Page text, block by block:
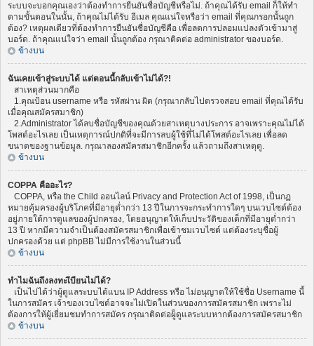
ระบบจะบอกคุณเองว่าต้องทำการยืนยันชื่อบัญชีหรือไม่. ถ้าคุณได้รับ email ก็ให้ทำ
ตามขั้นตอนในนั้น, ถ้าคุณไม่ได้รับ อีเมล คุณแน่ใจหรือว่า email ที่คุณกรอกนั้นถูก
ต้อง? เหตุผลเดียวที่ต้องทำการยืนยันชื่อบัญชีคือ เพื่อลดการปลอมแปลงตัวเข้ามาสู่
บอร์ด. ถ้าคุณแน่ใจว่า email นั้นถูกต้อง กรุณาติดต่อ administrator ของบอร์ด.
ข้างบน
ฉันเคยเข้าสู่ระบบได้ แต่ตอนนี้กลับเข้าไม่ได้?!
สาเหตุส่วนมากคือ
1.คุณป้อน username หรือ รหัสผ่าน ผิด (กรุณากลับไปตรวจสอบ email ที่คุณได้รับ
เมื่อคุณสมัครสมาชิก)
2.Administrator ได้ลบชื่อบัญชีของคุณด้วยสาเหตุบางประการ อาจเพราะคุณไม่ได้
โพสต์อะไรเลย เป็นเหตุการณ์ปกติที่จะมีการลบผู้ใช้ที่ไม่ได้โพสต์อะไรเลย เพื่อลด
ขนาดของฐานข้อมูล. กรุณาลองสมัครสมาชิกอีกครั้ง แล้วถามถึงสาเหตุดู.
ข้างบน
COPPA คืออะไร?
COPPA, หรือ the Child ออนไลน์ Privacy and Protection Act of 1998, เป็นกฏ
หมายคุ้มครองผู้บริโภคที่มีอายุต่ำกว่า 13 ปีในการจะกระทำการใดๆ บนเวบไซต์ต้อง
อยู่ภายใต้การดูแลของผู้ปกครอง, โดยอนุญาตให้เก็บประวัติของเด็กที่มีอายุต่ำกว่า
13 ปี หากมีความจำเป็นต้องสมัครสมาชิกเพื่อเข้าชมเวบไซต์ แต่ต้องระบุชื่อผู้
ปกครองด้วย แต่ phpBB ไม่มีการใช้งานในส่วนนี้
ข้างบน
ทำไมฉันถึงลงทะเีบียนไม่ได้?
เป็นไปได้ว่าผู้ดูแลระบบได้แบน IP Address หรือ ไม่อนุญาตให้ใช้ชื่อ Username นี้
ในการสมัคร เจ้าของเวบไซต์อาจจะไม่เปิดในส่วนของการสมัครสมาชิก เพราะไม่
ต้องการให้ผู้เยี่ยมชมทำการสมัคร กรุณาติดต่อผู็ดูแลระบบหากต้องการสมัครสมาชิก
ข้างบน